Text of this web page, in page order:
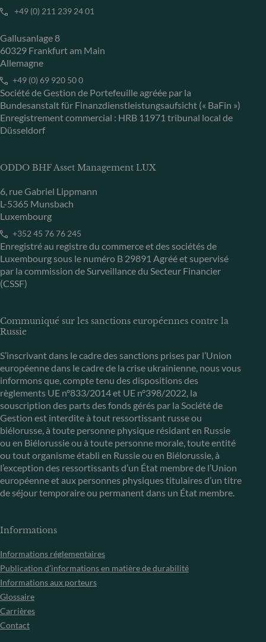
+49 (0) 211 239 24 01
Gallusanlage 8
60329 Frankfurt am Main
Allemagne
+49 (0) 69 920 50 0
Société de Gestion de Portefeuille agréée par la
Bundesanstalt für Finanzdienstleistungsaufsicht (« BaFin »)
Enregistrement commercial : HRB 11971 tribunal local de
Düsseldorf
ODDO BHF Asset Management LUX
6, rue Gabriel Lippmann
L-5365 Munsbach
Luxembourg
+352 45 76 76 245
Enregistré au registre du commerce et des sociétés de
Luxembourg sous le numéro B 29891 Agréé et supervisé
par la commission de Surveillance du Secteur Financier
(CSSF)
Communiqué sur les sanctions européennes contre la
Russie
S’inscrivant dans le cadre des sanctions prises par l’Union
européenne dans le cadre de la crise ukrainienne, nous vous
informons que, compte tenu des dispositions des
règlements UE n°833/2014 et UE n°398/2022, la
souscription des parts des fonds gérés par la Société de
Gestion est interdite à tout ressortissant russe ou
biélorusse, à toute personne physique résidant en Russie
ou en Biélorussie ou à toute personne morale, toute entité
ou tout organisme établi en Russie ou en Biélorussie, à
l’exception des ressortissants d’un État membre de l’Union
européenne et aux personnes physiques titulaires d’un titre
de séjour temporaire ou permanent dans un État membre.
Informations
Informations réglementaires
Publication d’informations en matière de durabilité
Informations aux porteurs
Glossaire
Carrières
Contact